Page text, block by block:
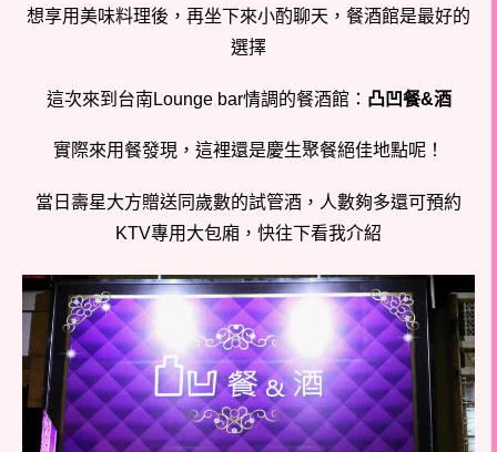
想享用美味料理後，再坐下來小酌聊天，餐酒館是最好的
選擇
這次來到台南Lounge bar情調的餐酒館： 凸凹餐&酒
實際來用餐發現，這裡還是慶生聚餐絕佳地點呢！
當日壽星大方贈送同歲數的試管酒，人數夠多還可預約
KTV專用大包廂，快往下看我介紹